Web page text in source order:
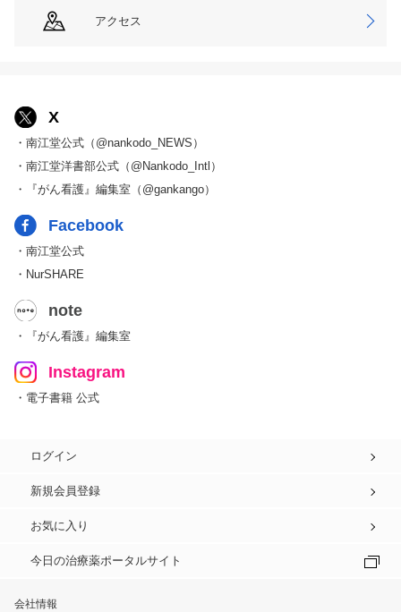
アクセス
X
・南江堂公式（@nankodo_NEWS）
・南江堂洋書部公式（@Nankodo_Intl）
・『がん看護』編集室（@gankango）
Facebook
・南江堂公式
・NurSHARE
note
・『がん看護』編集室
Instagram
・電子書籍 公式
ログイン
新規会員登録
お気に入り
今日の治療薬ポータルサイト
会社情報